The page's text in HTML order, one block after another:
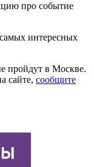
про событие
интересных
пройдут в Москве.
сайте, сообщите